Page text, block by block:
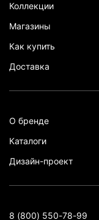
Коллекции
Магазины
Как купить
Доставка
О бренде
Каталоги
Дизайн-проект
8 (800) 550-78-99